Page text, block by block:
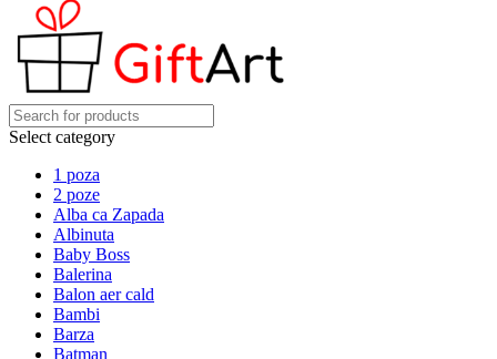
Select category
1 poza
2 poze
Alba ca Zapada
Albinuta
Baby Boss
Balerina
Balon aer cald
Bambi
Barza
Batman